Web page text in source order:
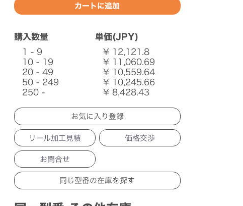
購入数量
単価(JPY)
1 - 9
¥ 12,121.8
10 - 19
¥ 11,060.69
20 - 49
¥ 10,559.64
50 - 249
¥ 10,245.66
250 -
¥ 8,428.43
リール加工見積 価格交渉
お問合せ